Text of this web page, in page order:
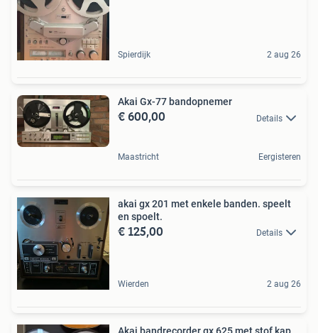
Spierdijk 2 aug 26
Akai Gx-77 bandopnemer
€ 600,00 Details
Maastricht Eergisteren
akai gx 201 met enkele banden. speelt
en spoelt.
€ 125,00 Details
Wierden 2 aug 26
Akai bandrecorder gx 625 met stof kap